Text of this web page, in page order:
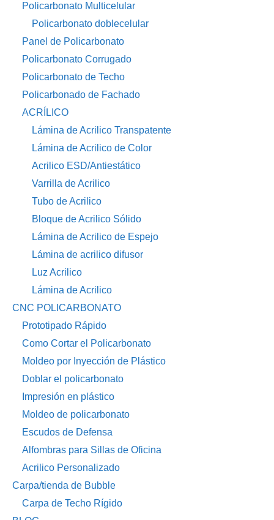
Policarbonato Multicelular
Policarbonato doblecelular
Panel de Policarbonato
Policarbonato Corrugado
Policarbonato de Techo
Policarbonado de Fachado
ACRÍLICO
Lámina de Acrilico Transpatente
Lámina de Acrilico de Color
Acrilico ESD/Antiestático
Varrilla de Acrilico
Tubo de Acrilico
Bloque de Acrilico Sólido
Lámina de Acrilico de Espejo
Lámina de acrilico difusor
Luz Acrilico
Lámina de Acrilico
CNC POLICARBONATO
Prototipado Rápido
Como Cortar el Policarbonato
Moldeo por Inyección de Plástico
Doblar el policarbonato
Impresión en plástico
Moldeo de policarbonato
Escudos de Defensa
Alfombras para Sillas de Oficina
Acrilico Personalizado
Carpa/tienda de Bubble
Carpa de Techo Rígido